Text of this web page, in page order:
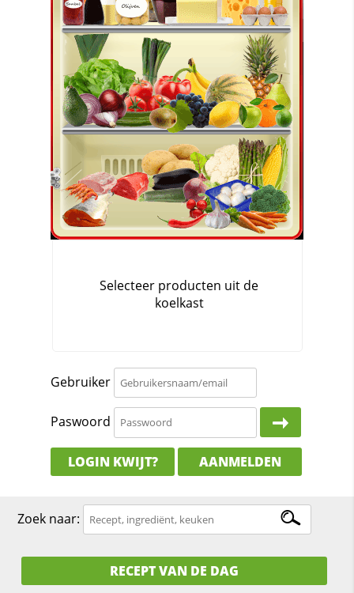
Gebruiker
Paswoord
LOGIN KWIJT? AANMELDEN
Zoek naar:
RECEPT VAN DE DAG